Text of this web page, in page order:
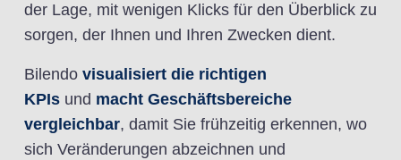
der Lage, mit wenigen Klicks für den Überblick zu
sorgen, der Ihnen und Ihren Zwecken dient.
Bilendo visualisiert die richtigen
KPIs und macht Geschäftsbereiche
vergleichbar, damit Sie frühzeitig erkennen, wo
sich Veränderungen abzeichnen und